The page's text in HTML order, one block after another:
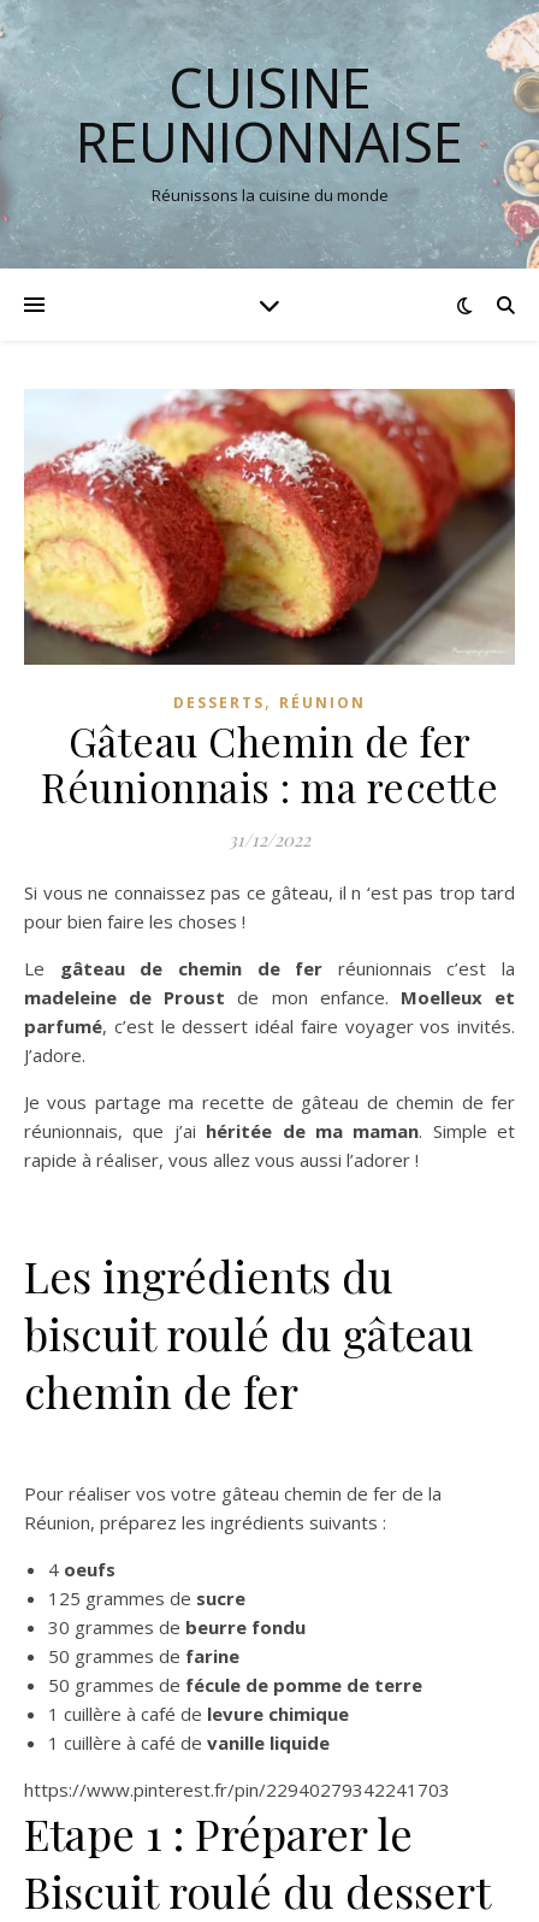
CUISINE
REUNIONNAISE
Réunissons la cuisine du monde
DESSERTS, RÉUNION
Gâteau Chemin de fer
Réunionnais : ma recette
31/12/2022
Si vous ne connaissez pas ce gâteau, il n ‘est pas trop tard
pour bien faire les choses !
Le gâteau de chemin de fer réunionnais c’est la
madeleine de Proust de mon enfance. Moelleux et
parfumé, c’est le dessert idéal faire voyager vos invités.
J’adore.
Je vous partage ma recette de gâteau de chemin de fer
réunionnais, que j’ai héritée de ma maman. Simple et
rapide à réaliser, vous allez vous aussi l’adorer !
Les ingrédients du
biscuit roulé du gâteau
chemin de fer
Pour réaliser vos votre gâteau chemin de fer de la
Réunion, préparez les ingrédients suivants :
4 oeufs
125 grammes de sucre
30 grammes de beurre fondu
50 grammes de farine
50 grammes de fécule de pomme de terre
1 cuillère à café de levure chimique
1 cuillère à café de vanille liquide
https://www.pinterest.fr/pin/22940279342241703
Etape 1 : Préparer le
Biscuit roulé du dessert